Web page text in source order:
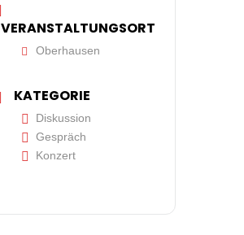
VERANSTALTUNGSORT
Oberhausen
KATEGORIE
Diskussion
Gespräch
Konzert